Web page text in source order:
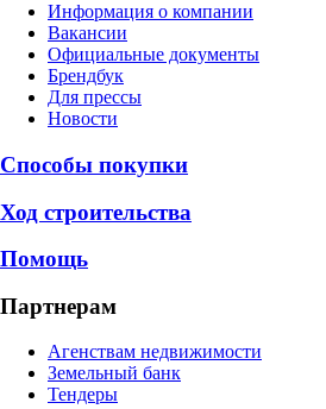
Информация о компании
Вакансии
Официальные документы
Брендбук
Для прессы
Новости
Способы покупки
Ход строительства
Помощь
Партнерам
Агенствам недвижимости
Земельный банк
Тендеры